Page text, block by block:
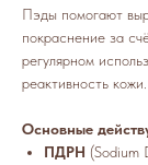
Пэды помогают
покраснение за
регулярном
реактивность кожи.
Основные
ПДРН (Sodium